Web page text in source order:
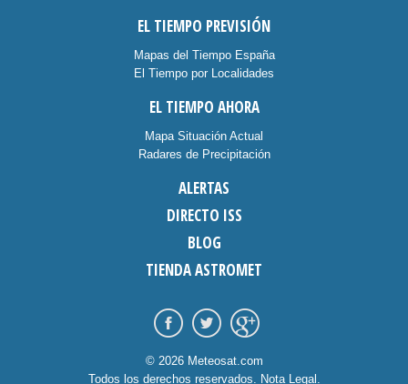
EL TIEMPO PREVISIÓN
Mapas del Tiempo España
El Tiempo por Localidades
EL TIEMPO AHORA
Mapa Situación Actual
Radares de Precipitación
ALERTAS
DIRECTO ISS
BLOG
TIENDA ASTROMET
© 2026 Meteosat.com
Todos los derechos reservados. Nota Legal .